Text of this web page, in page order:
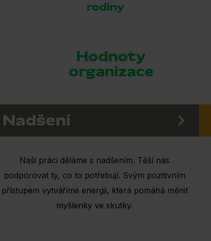
rodiny
Hodnoty
organizace
Nadšení
Naši práci děláme s nadšením. Těší nás
podporovat ty, co to potřebují. Svým pozitivním
přístupem vytváříme energii, která pomáhá měnit
myšlenky ve skutky.